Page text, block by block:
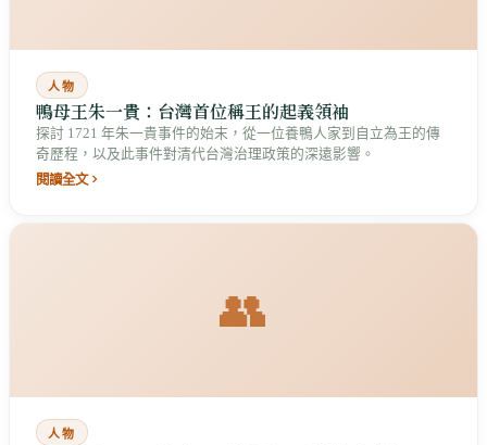
人物
鴨母王朱一貴：台灣首位稱王的起義領袖
探討 1721 年朱一貴事件的始末，從一位養鴨人家到自立為王的傳
奇歷程，以及此事件對清代台灣治理政策的深遠影響。
閱讀全文
👥
人物